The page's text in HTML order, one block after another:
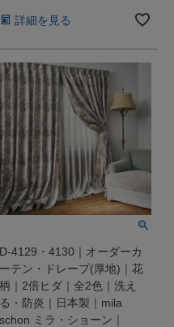
詳細を見る
D-4129・4130｜オーダーカ
ーテン・ドレープ(厚地)｜花
柄｜2倍ヒダ｜全2色｜洗え
る・防炎｜日本製｜mila
schon ミラ・ショーン｜